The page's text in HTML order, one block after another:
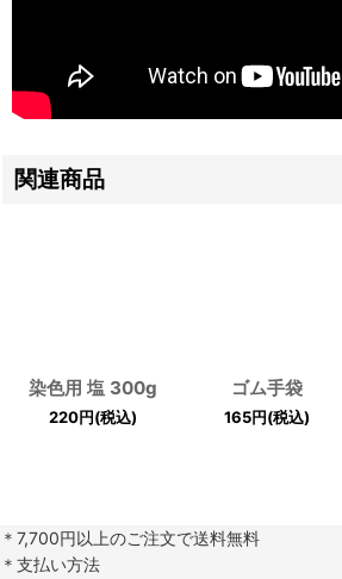
関連商品
染色用 塩 300g
220円(税込)
ゴム手袋
165円(税込)
＊7,700円以上のご注文で送料無料
＊支払い方法